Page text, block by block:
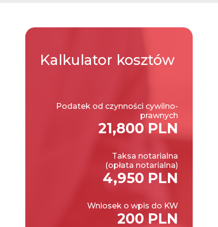
Kalkulator kosztów
Podatek od czynności cywilno-
prawnych
21,800 PLN
Taksa notarialna
(opłata notarialna)
4,950 PLN
Wniosek o wpis do KW
200 PLN